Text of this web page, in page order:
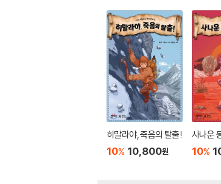
히말라야, 죽음의 탈출!
10% 10,800원
사나운
10%